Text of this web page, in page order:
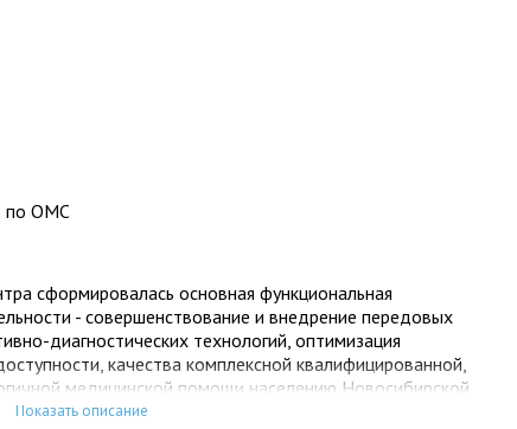
по ОМС
сформировалась основная функциональная
- совершенствование и внедрение передовых
диагностических технологий, оптимизация
качества комплексной квалифицированной,
медицинской помощи населению Новосибирской
Показать описание